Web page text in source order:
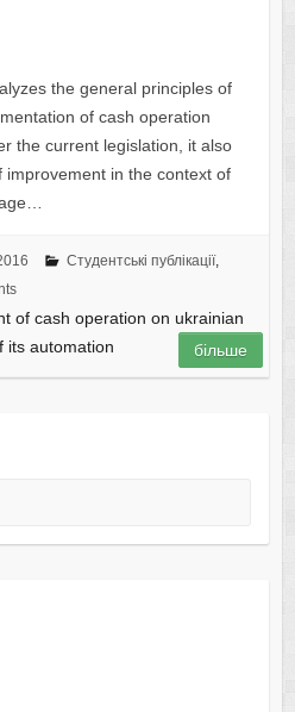
the general principles of
of cash operation
the current legislation, it also
improvement in the context of
Студентські публікації,
of cash operation on ukrainian
its automation
більше